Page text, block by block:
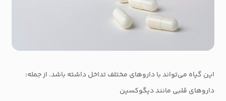
این گیاه می‌تواند با داروهای مختلف تداخل داشته باشد. از جمله:
داروهای قلبی مانند دیگوکسین